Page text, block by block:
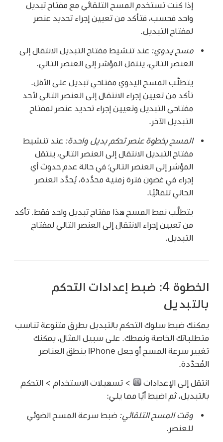
إذا كنت تستخدم المسح التلقائي مع مفتاح تبديل
واحد فحسب، فتأكد من تعيين إجراء تحديد عنصر
لمفتاح التبديل.
مسح يدوي: عند تنشيط مفتاح التبديل الانتقال إلى
العنصر التالي، ينتقل المؤشر إلى العنصر التالي.
يتطلَّب المسح اليدوي مفتاحي تبديل على الأقل.
تأكد من تعيين إجراء الانتقال إلى العنصر التالي لأحد
مفتاحي التبديل وتعيين إجراء تحديد عنصر لمفتاح
التبديل الآخر.
المسح بخطوة عنصر تحكم بديل واحدة: عند تنشيط
مفتاح التبديل الانتقال إلى العنصر التالي، ينتقل
المؤشر إلى العنصر التالي؛ في حالة عدم حدوث أي
إجراء في غضون فترة زمنية محدَّدة، يُحدَّد العنصر
الحالي تلقائيًا.
يتطلَّب نمط المسح هذا مفتاح تبديل واحد فقط. تأكد
من تعيين إجراء الانتقال إلى العنصر التالي لمفتاح
التبديل.
الخطوة 4: ضبط إعدادات التحكم
بالتبديل
يمكنك ضبط سلوك التحكم بالتبديل بطرق متنوعة تناسب
متطلباتك الخاصة ونمطك. على سبيل المثال، يمكنك
تغيير سرعة المسح أو جعل iPhone ينطق العناصر
المُحدَّدة.
انتقل إلى الإعدادات
> تسهيلات الاستخدام > التحكم
بالتبديل، ثم اضبط أيًا مما يلي:
وقت المسح التلقائي: ضبط سرعة المسح الضوئي
للعنصر.